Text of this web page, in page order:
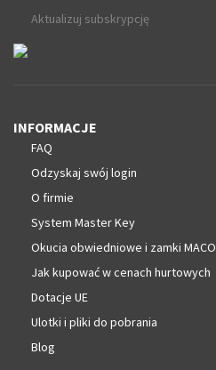
Aktualizuj subskrypcję
INFORMACJE
FAQ
Odzyskaj swój login
O firmie
System Master Key
Okucia obwiedniowe i zamki MACO
Jak kupować w cenach hurtowych
Dotacje UE
Ulotki i pliki do pobrania
Blog